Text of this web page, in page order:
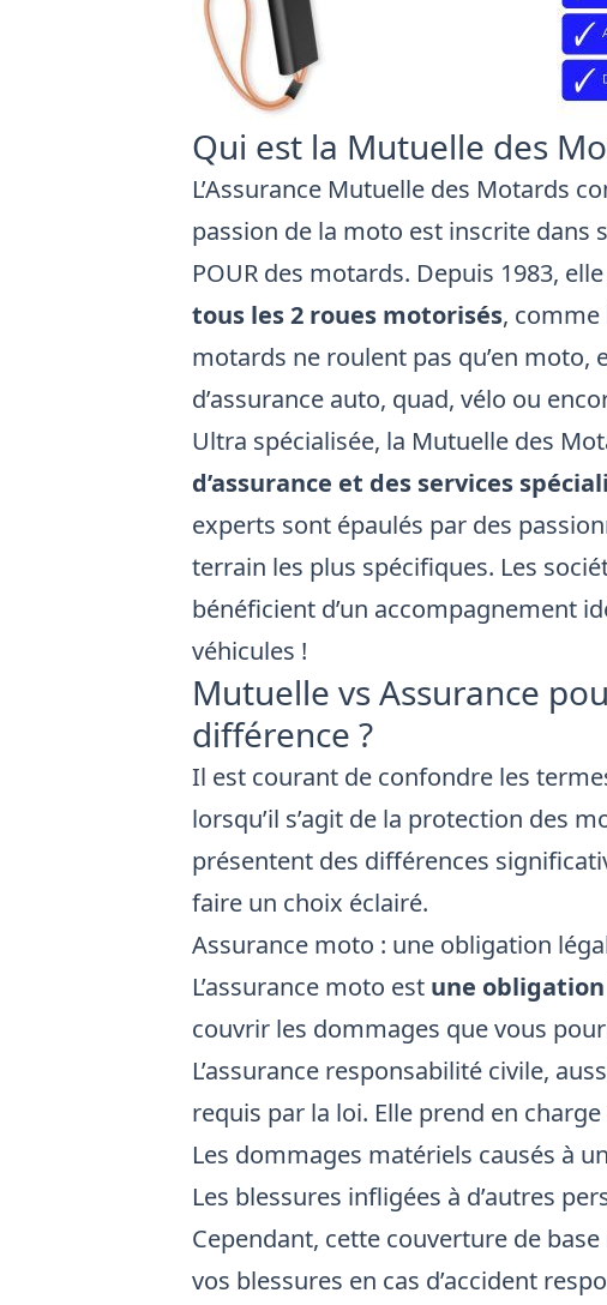
Qui est la Mutuelle des
L’Assurance Mutuelle des Motards
passion de la moto est inscrite dans
POUR des motards. Depuis 1983,
tous les 2 roues motorisés,
motards ne roulent pas qu’en
d’assurance auto, quad, vélo ou
Ultra spécialisée, la Mutuelle des
d’assurance et des services
experts sont épaulés par des
terrain les plus spécifiques. Les
bénéficient d’un accompagnement
véhicules !
Mutuelle vs Assurance
différence ?
Il est courant de confondre les
lorsqu’il s’agit de la protection des
présentent des différences
faire un choix éclairé.
Assurance moto : une obligation
L’assurance moto est une
couvrir les dommages que vous
L’assurance responsabilité civile,
requis par la loi. Elle prend en charge
Les dommages matériels causés à
Les blessures infligées à d’autres
Cependant, cette couverture de
vos blessures en cas d’accident